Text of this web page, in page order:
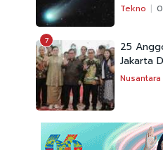
Tekno
7
25
Jakarta
Nusantara